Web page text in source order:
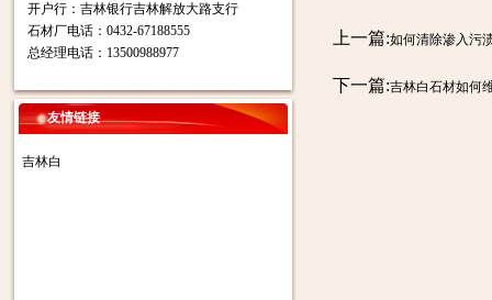
开户行：吉林银行吉林解放大路支行
石材厂电话：0432-67188555
总经理电话：13500988977
友情链接
吉林白
上一篇:如何清除渗入污
下一篇:吉林白石材如何